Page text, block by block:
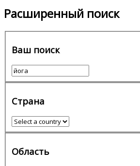
Расширенный поиск
Ваш поиск
Страна
Область